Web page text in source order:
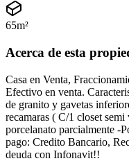
65m²
Acerca de esta
Casa en Venta,
Efectivo en venta.
de granito y gavetas
recamaras ( C/1 closet
porcelanato parcialmente -
pago: Credito Bancario,
deuda con Infonavit!!